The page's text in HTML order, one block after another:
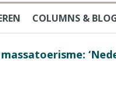
COLUMNS &